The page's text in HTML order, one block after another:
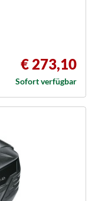
€ 273,10
Sofort verfügbar